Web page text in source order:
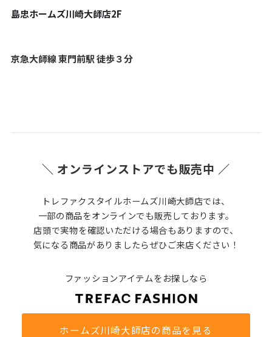
島忠ホームズ川崎大師店2F
京急大師線 東門前駅 徒歩３分
＼ オンラインストアでも販売中 ／
トレファクスタイルホームズ川崎大師店では、
一部の商品をオンラインでも販売しております。
店頭で実物を確認いただける場合もありますので、
気になる商品がありましたらぜひご来店ください！
ファッションアイテムをお探しなら
ホームズ川崎大師店の商品を見る